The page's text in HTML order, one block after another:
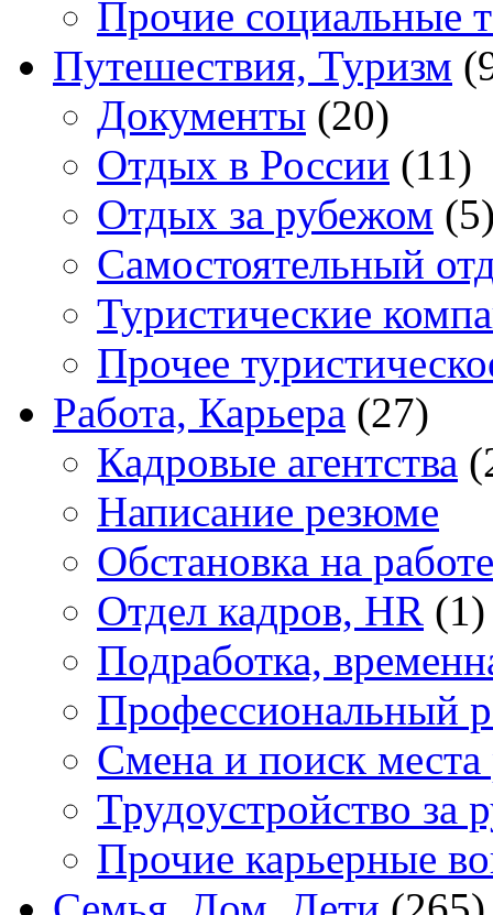
Прочие социальные
Путешествия, Туризм
Документы (20)
Отдых в России (11)
Отдых за рубежом
Самостоятельный
Туристические
Прочее
Работа, Карьера (27)
Кадровые агентства
Написание резюме
Обстановка на работе
Отдел кадров, HR (1)
Подработка,
Профессиональный
Смена и поиск места
Трудоустройство за
Прочие карьерные